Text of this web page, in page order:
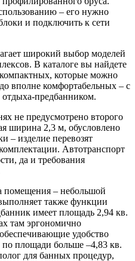
– его нужно
и подключить к сети
широкий выбор моделей
В каталоге вы найдете
которые можно
вполне комфортабельных – с
предбанником.
не предусмотрено второго
ширина 2,3 м, обусловлено
– изделие перевозят
Автотранспорт
да и требования
помещения – небольшой
также функции
имеет площадь 2,94 кв.
там эргономично
удобство
площади больше –4,83 кв.
для банных процедур,